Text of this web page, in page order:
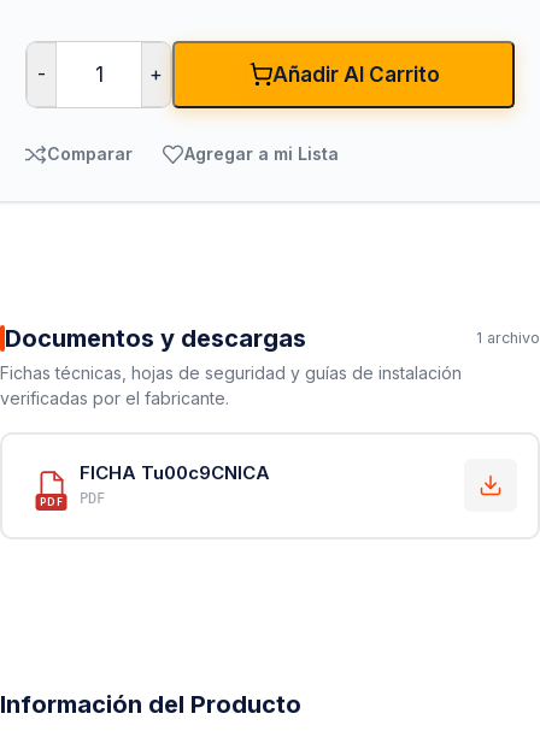
- + Añadir Al Carrito
Comparar Agregar a mi Lista
Documentos y descargas 1 archivo
Fichas técnicas, hojas de seguridad y guías de instalación
verificadas por el fabricante.
PDF
FICHA Tu00c9CNICA
PDF
Información del Producto